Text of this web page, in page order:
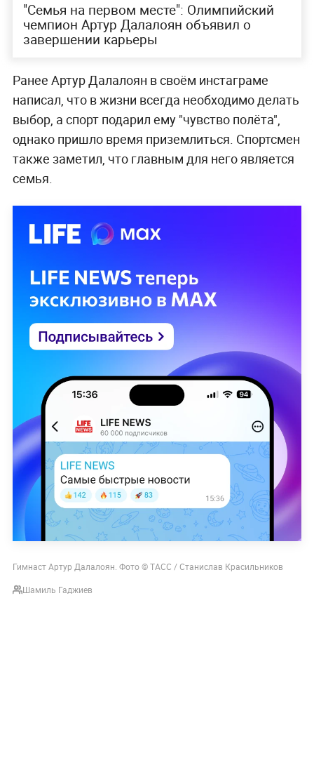
"Семья на первом месте": Олимпийский
чемпион Артур Далалоян объявил о
завершении карьеры
Ранее Артур Далалоян в своём инстаграме
написал, что в жизни всегда необходимо делать
выбор, а спорт подарил ему "чувство полёта",
однако пришло время приземлиться. Спортсмен
также заметил, что главным для него является
семья.
Гимнаст Артур Далалоян. Фото © ТАСС / Станислав Красильников
Шамиль Гаджиев